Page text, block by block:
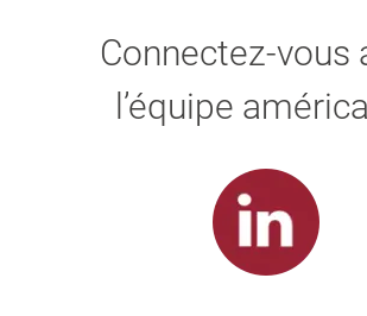
Connectez-vous
l’équipe